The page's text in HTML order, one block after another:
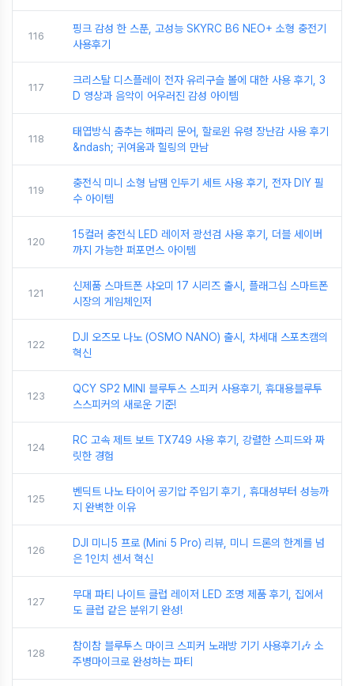
116
핑크 감성 한 스푼, 고성능 SKYRC B6 NEO+ 소형 충전기
사용후기
117
크리스탈 디스플레이 전자 유리구슬 볼에 대한 사용 후기, 3
D 영상과 음악이 어우러진 감성 아이템
118
태엽방식 춤추는 해파리 문어, 할로윈 유령 장난감 사용 후기
&ndash; 귀여움과 힐링의 만남
119
충전식 미니 소형 납땜 인두기 세트 사용 후기, 전자 DIY 필
수 아이템
120
15컬러 충전식 LED 레이저 광선검 사용 후기, 더블 세이버
까지 가능한 퍼포먼스 아이템
121
신제품 스마트폰 샤오미 17 시리즈 출시, 플래그십 스마트폰
시장의 게임체인저
122
DJI 오즈모 나노 (OSMO NANO) 출시, 차세대 스포츠캠의
혁신
123
QCY SP2 MINI 블루투스 스피커 사용후기, 휴대용블루투
스스피커의 새로운 기준!
124
RC 고속 제트 보트 TX749 사용 후기, 강렬한 스피드와 짜
릿한 경험
125
벤딕트 나노 타이어 공기압 주입기 후기 , 휴대성부터 성능까
지 완벽한 이유
126
DJI 미니5 프로 (Mini 5 Pro) 리뷰, 미니 드론의 한계를 넘
은 1인치 센서 혁신
127
무대 파티 나이트 클럽 레이저 LED 조명 제품 후기, 집에서
도 클럽 같은 분위기 완성!
128
참이참 블루투스 마이크 스피커 노래방 기기 사용후기🎶 소
주병마이크로 완성하는 파티